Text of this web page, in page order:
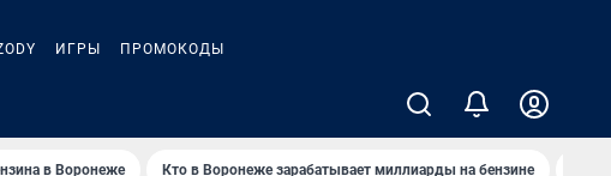
ИГРЫ ПРОМОКОДЫ
в Воронеже Кто в Воронеже зарабатывает миллиарды на бензине